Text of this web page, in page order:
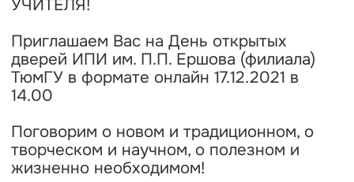
УЧИТЕЛЯ!
Приглашаем Вас на День открытых
дверей ИПИ им. П.П. Ершова (филиала)
ТюмГУ в формате онлайн 17.12.2021 в
14.00
Поговорим о новом и традиционном, о
творческом и научном, о полезном и
жизненно необходимом!